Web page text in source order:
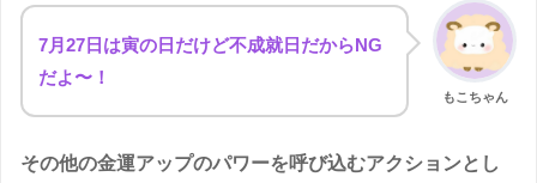
もこちゃん
7月27日は寅の日だけど不成就日だからNG
だよ〜！
その他の金運アップのパワーを呼び込むアクションとし